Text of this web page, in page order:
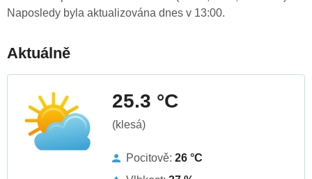
Naposledy byla aktualizována dnes v 13:00.
Aktuálně
25.3 °C
(klesá)
Pocitově: 26 °C